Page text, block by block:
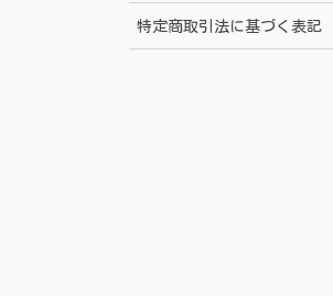
特定商取引法に基づく表記